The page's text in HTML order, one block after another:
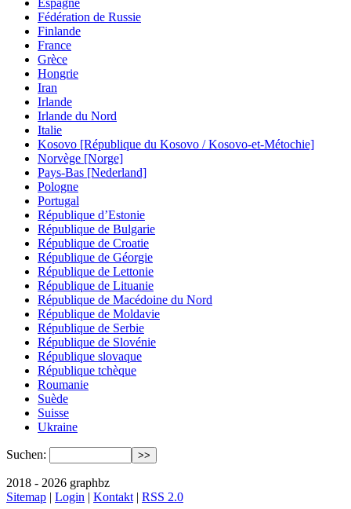
Fédération de Russie
Finlande
France
Grèce
Hongrie
Iran
Irlande
Irlande du Nord
Italie
Kosovo [République du Kosovo / Kosovo-et-Métochie]
Norvège [Norge]
Pays-Bas [Nederland]
Pologne
Portugal
République d’Estonie
République de Bulgarie
République de Croatie
République de Géorgie
République de Lettonie
République de Lituanie
République de Macédoine du Nord
République de Moldavie
République de Serbie
République de Slovénie
République slovaque
République tchèque
Roumanie
Suède
Suisse
Ukraine
Suchen:
2018 - 2026 graphbz
Sitemap | Login | Kontakt | RSS 2.0